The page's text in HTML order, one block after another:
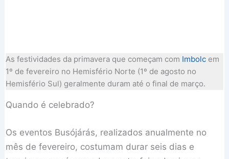
As festividades da primavera que começam com Imbolc em
1º de fevereiro no Hemisfério Norte (1º de agosto no
Hemisfério Sul) geralmente duram até o final de março.
Quando é celebrado?
Os eventos Busójárás, realizados anualmente no
mês de fevereiro, costumam durar seis dias e